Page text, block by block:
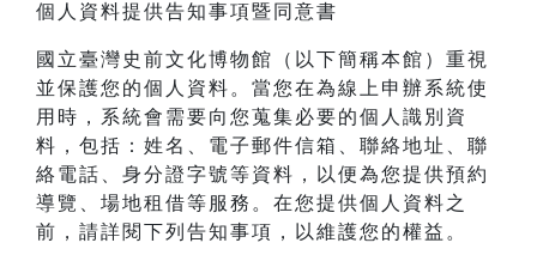
個人資料提供告知事項暨同意書
國立臺灣史前文化博物館（以下簡稱本館）重視
並保護您的個人資料。當您在為線上申辦系統使
用時，系統會需要向您蒐集必要的個人識別資
料，包括：姓名、電子郵件信箱、聯絡地址、聯
絡電話、身分證字號等資料，以便為您提供預約
導覽、場地租借等服務。在您提供個人資料之
前，請詳閱下列告知事項，以維護您的權益。